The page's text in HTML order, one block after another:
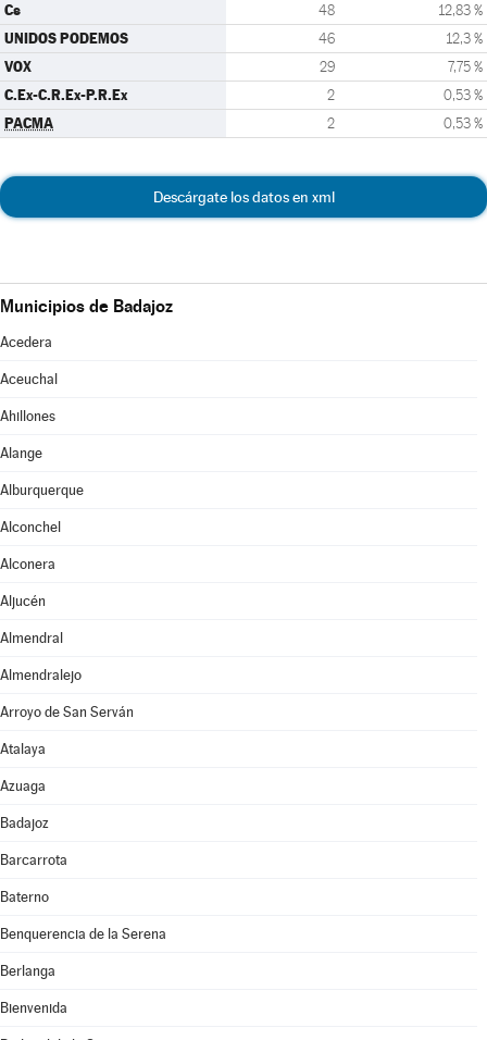
Cs 48 12,83 %
UNIDOS PODEMOS 46 12,3 %
VOX 29 7,75 %
C.Ex-C.R.Ex-P.R.Ex 2 0,53 %
PACMA 2 0,53 %
Descárgate los datos en xml
Municipios de Badajoz
Acedera
Aceuchal
Ahillones
Alange
Alburquerque
Alconchel
Alconera
Aljucén
Almendral
Almendralejo
Arroyo de San Serván
Atalaya
Azuaga
Badajoz
Barcarrota
Baterno
Benquerencia de la Serena
Berlanga
Bienvenida